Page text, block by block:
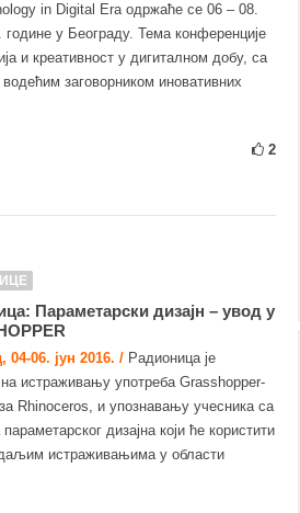
in Digital Era одржаће се 06 – 08.
године у Београду. Тема конференције
и креативност у дигиталном добу, са
заговорником иновативних
2
Параметарски дизајн – увод у
04-06. јун 2016. / Радионица је
истраживању употреба Grasshopper-
Rhinoceros, и упознавању учесника са
дизајна који ће користити
истраживањима у области